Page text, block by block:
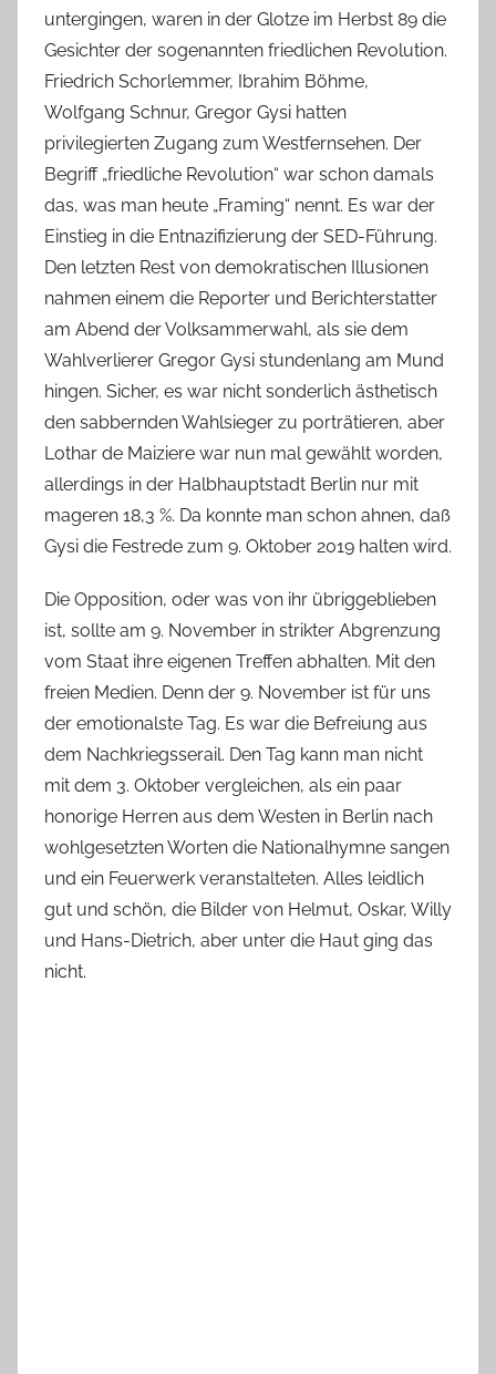
untergingen, waren in der Glotze im Herbst 89 die
Gesichter der sogenannten friedlichen Revolution.
Friedrich Schorlemmer, Ibrahim Böhme,
Wolfgang Schnur, Gregor Gysi hatten
privilegierten Zugang zum Westfernsehen. Der
Begriff „friedliche Revolution“ war schon damals
das, was man heute „Framing“ nennt. Es war der
Einstieg in die Entnazifizierung der SED-Führung.
Den letzten Rest von demokratischen Illusionen
nahmen einem die Reporter und Berichterstatter
am Abend der Volksammerwahl, als sie dem
Wahlverlierer Gregor Gysi stundenlang am Mund
hingen. Sicher, es war nicht sonderlich ästhetisch
den sabbernden Wahlsieger zu porträtieren, aber
Lothar de Maiziere war nun mal gewählt worden,
allerdings in der Halbhauptstadt Berlin nur mit
mageren 18,3 %. Da konnte man schon ahnen, daß
Gysi die Festrede zum 9. Oktober 2019 halten wird.
Die Opposition, oder was von ihr übriggeblieben
ist, sollte am 9. November in strikter Abgrenzung
vom Staat ihre eigenen Treffen abhalten. Mit den
freien Medien. Denn der 9. November ist für uns
der emotionalste Tag. Es war die Befreiung aus
dem Nachkriegsserail. Den Tag kann man nicht
mit dem 3. Oktober vergleichen, als ein paar
honorige Herren aus dem Westen in Berlin nach
wohlgesetzten Worten die Nationalhymne sangen
und ein Feuerwerk veranstalteten. Alles leidlich
gut und schön, die Bilder von Helmut, Oskar, Willy
und Hans-Dietrich, aber unter die Haut ging das
nicht.